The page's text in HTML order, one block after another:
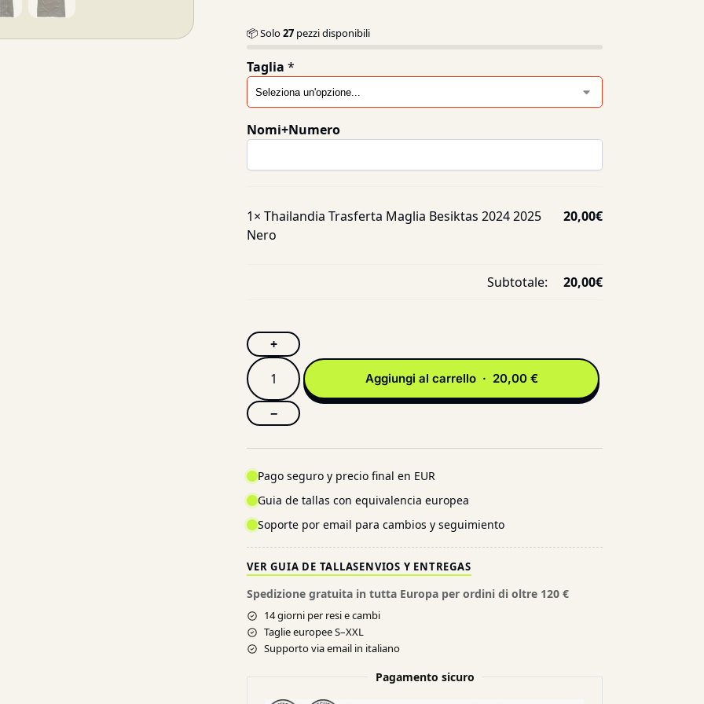
📦 Solo27 pezzi disponibili
Taglia *
Nomi+Numero
1× Thailandia Trasferta Maglia Besiktas 2024 2025
Nero
20,00€
Subtotale: 20,00€
+
−
Aggiungi al carrello · 20,00 €
Pago seguro y precio final en EUR
Guia de tallas con equivalencia europea
Soporte por email para cambios y seguimiento
VER GUIA DE TALLASENVIOS Y ENTREGAS
Spedizione gratuita in tutta Europa per ordini di oltre 120 €
14 giorni per resi e cambi
Taglie europee S–XXL
Supporto via email in italiano
Pagamento sicuro